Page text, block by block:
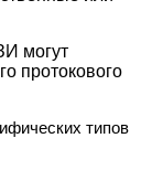
могут
протокового
типов